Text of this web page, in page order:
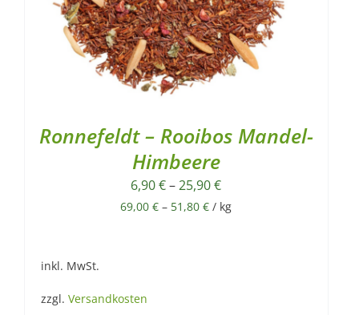
Ronnefeldt – Rooibos Mandel-
Himbeere
6,90€–25,90€
69,00€ – 51,80€ / kg
inkl. MwSt.
zzgl. Versandkosten